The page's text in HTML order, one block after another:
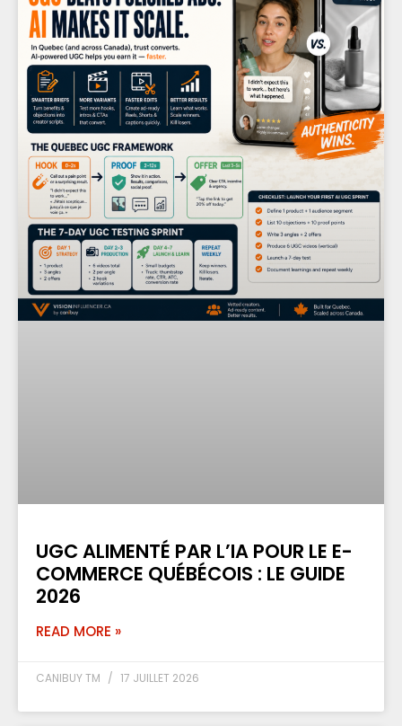
UGC ALIMENTÉ PAR L’IA POUR LE E-
COMMERCE QUÉBÉCOIS : LE GUIDE
2026
READ MORE »
CANIBUY TM 17 JUILLET 2026